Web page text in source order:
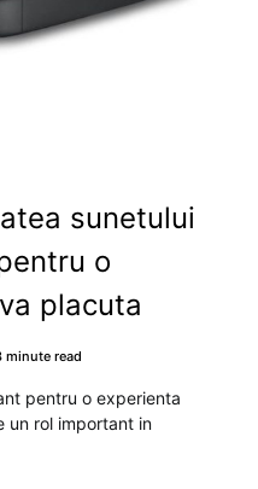
sunetului
o
placuta
minute read
pentru o experienta
un rol important in